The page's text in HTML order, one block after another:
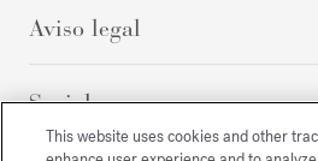
Aviso legal
Social
This website uses cookies and other